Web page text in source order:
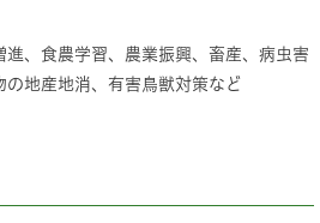
、食農学習、農業振興、畜産、病虫害
の地産地消、有害鳥獣対策など